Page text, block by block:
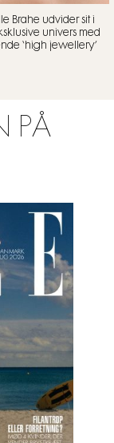
Brahe udvider sit i
univers med
‘high jewellery’
PÅ